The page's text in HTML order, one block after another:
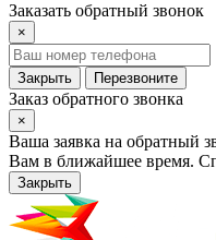
Заказать обратный звонок
×
Закрыть Перезвоните
Заказ обратного звонка
×
Ваша заявка на обратный
Вам в ближайшее время.
Закрыть